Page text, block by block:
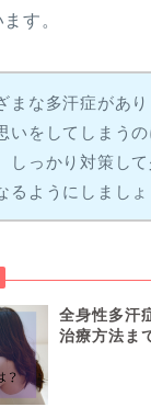
す。
まな多汗症があ
いをしてしまう
しっかり対策し
るようにしましょ
全身性多汗
治療方法ま